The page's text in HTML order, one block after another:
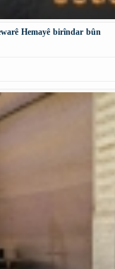
Hemayê birîndar bûn